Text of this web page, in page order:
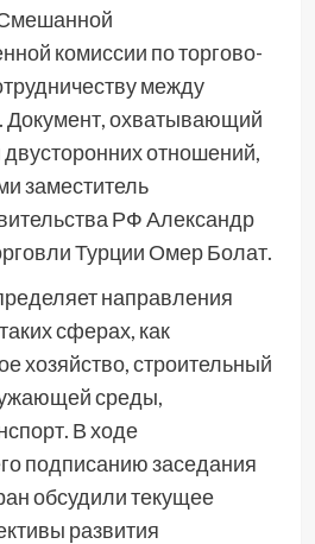
комиссии по торгово-
между
Документ, охватывающий
отношений,
заместитель
РФ Александр
Турции Омер Болат.
направления
сферах, как
хозяйство, строительный
среды,
В ходе
подписанию заседания
обсудили текущее
развития